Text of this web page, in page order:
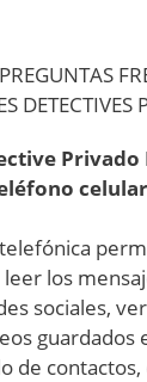
DETECTIVES
Privado
los
sociales,
guardados
de